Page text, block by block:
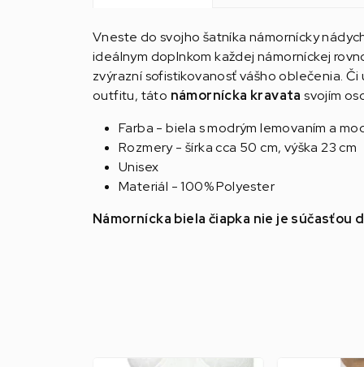
Vneste do svojho šatníka námornícky
ideálnym doplnkom každej námorníckej
zvýrazní sofistikovanosť vášho oblečenia.
outfitu, táto námornícka kravata svojím
Farba - biela s modrým lemovaním a
Rozmery - šírka cca 50 cm, výška 23 cm
Unisex
Materiál - 100% Polyester
Námornícka biela čiapka nie je súčasťou